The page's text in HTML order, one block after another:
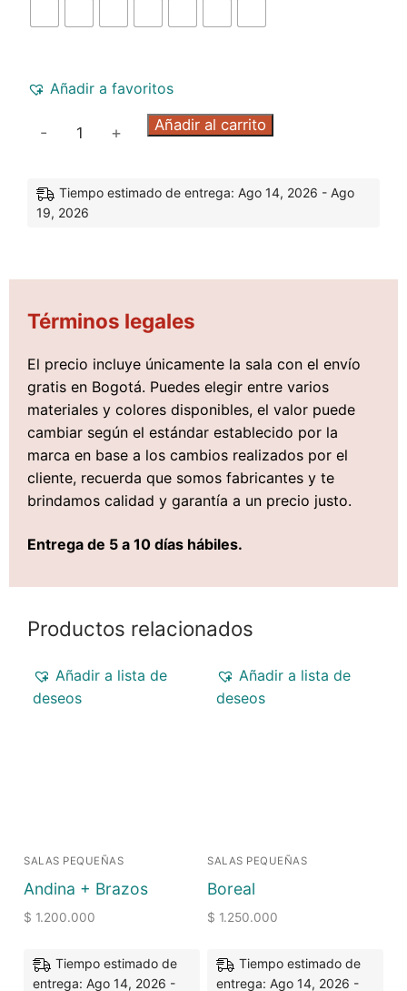
Añadir a favoritos
- + Añadir al carrito
Tiempo estimado de entrega: Ago 14, 2026 - Ago
19, 2026
Términos legales
El precio incluye únicamente la sala con el envío
gratis en Bogotá. Puedes elegir entre varios
materiales y colores disponibles, el valor puede
cambiar según el estándar establecido por la
marca en base a los cambios realizados por el
cliente, recuerda que somos fabricantes y te
brindamos calidad y garantía a un precio justo.
Entrega de 5 a 10 días hábiles.
Productos relacionados
Añadir a lista de
deseos
SALAS PEQUEÑAS
Andina + Brazos
$ 1.200.000
Tiempo estimado de
entrega: Ago 14, 2026 -
Añadir a lista de
deseos
SALAS PEQUEÑAS
Boreal
$ 1.250.000
Tiempo estimado de
entrega: Ago 14, 2026 -